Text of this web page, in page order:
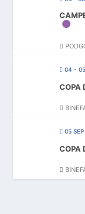
04 -
COPA
05
COPA